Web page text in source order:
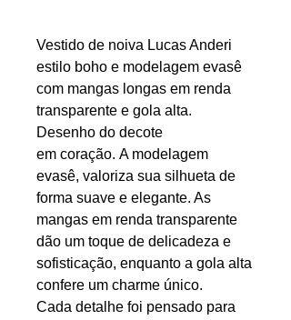
Vestido de noiva Lucas Anderi
estilo boho e modelagem evasê
com mangas longas em renda
transparente e gola alta.
Desenho do decote
em coração. A modelagem
evasê, valoriza sua silhueta de
forma suave e elegante. As
mangas em renda transparente
dão um toque de delicadeza e
sofisticação, enquanto a gola alta
confere um charme único.
Cada detalhe foi pensado para